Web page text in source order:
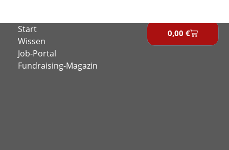
springen
Start
Wissen
Job-Portal
Fundraising-Magazin
0,00 €